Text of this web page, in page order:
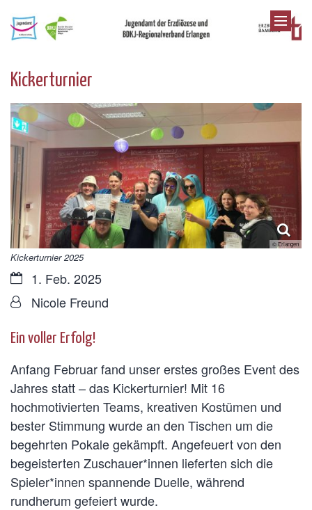
Kickerturnier
© Erlangen
Kickerturnier 2025
Datum:1. Feb. 2025
Von:Nicole Freund
Ein voller Erfolg!
Anfang Februar fand unser erstes großes Event des
Jahres statt – das Kickerturnier! Mit 16
hochmotivierten Teams, kreativen Kostümen und
bester Stimmung wurde an den Tischen um die
begehrten Pokale gekämpft. Angefeuert von den
begeisterten Zuschauer*innen lieferten sich die
Spieler*innen spannende Duelle, während
rundherum gefeiert wurde.